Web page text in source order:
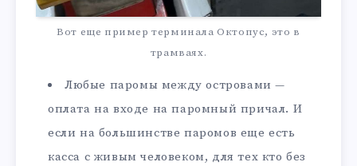
Вот еще пример терминала Октопус, это в
трамваях.
Любые паромы между островами —
оплата на входе на паромный причал. И
если на большинстве паромов еще есть
касса с живым человеком, для тех кто без